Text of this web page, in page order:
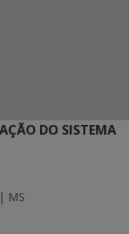
DO SISTEMA
MS